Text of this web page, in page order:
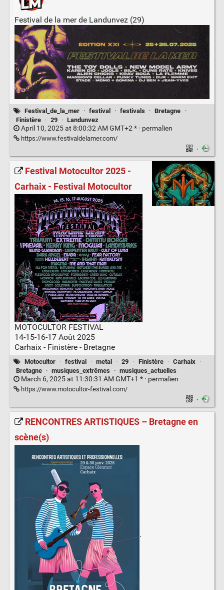
Festival de la mer de Landunvez (29)
Festival_de_la_mer · festival · festivals · Bretagne
·
Finistère
· 29 · Landunvez
April 10, 2025 at 8:00:32 AM GMT+2 * · permalien
https://www.festivaldelamer.com/
·
Festival Motocultor 2025 -
Carhaix - Festival Motocultor
MOTOCULTOR FESTIVAL
14-15-16-17 Août 2025
Carhaix - Finistère - Bretagne
Motocultor · festival · metal · 29 · Finistère · Carhaix
·
Bretagne
· musiques_extrêmes · musiques_actuelles
March 6, 2025 at 11:30:31 AM GMT+1 * · permalien
https://www.motocultor-festival.com/
·
RENCONTRES ARTISTIQUES – Bretagne en
scène(s)
.